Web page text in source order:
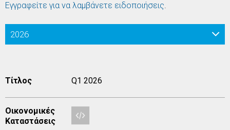
Εγγραφείτε για να λαμβάνετε ειδοποιήσεις.
2026
Τίτλος Q1 2026
Οικονομικές
Καταστάσεις